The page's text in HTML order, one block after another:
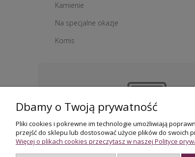
Kamienie
Na specjalne okazje
Komis
Firma rodzinna
Dbamy o Twoją prywatność
Pliki cookies i pokrewne im technologie umożliwiają
przejść do sklepu lub dostosować użycie plików do swoich
Więcej o plikach cookies przeczytasz w naszej Polityce